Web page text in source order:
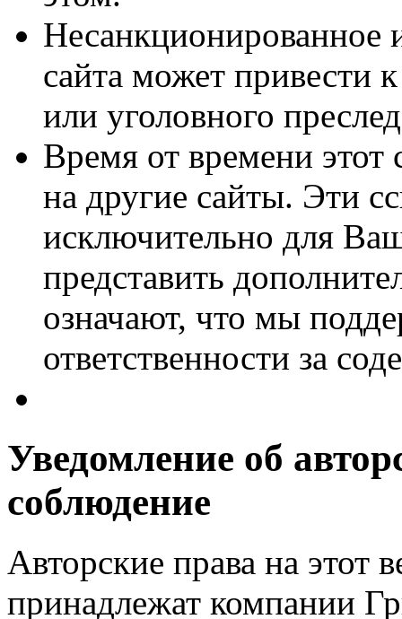
Несанкционированное
сайта может привести
или уголовного
Время от времени этот
на другие сайты. Эти
исключительно для
представить
означают, что мы
ответственности за
Уведомление об
соблюдение
Авторские права на этот
принадлежат компании